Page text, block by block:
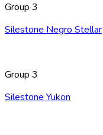
Group 3
Silestone Negro Stellar
Group 3
Silestone Yukon